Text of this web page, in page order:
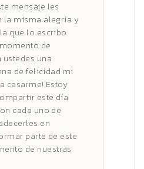
mensaje les
la misma alegría y
que lo escribo.
de
una
de felicidad mi
casarme! Estoy
este día
cada uno de
en
parte de este
de nuestras